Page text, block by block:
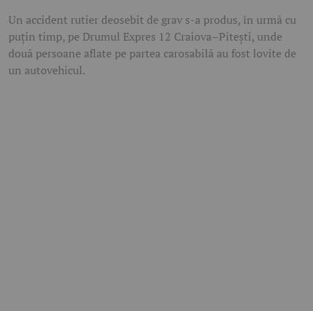
Un accident rutier deosebit de grav s-a produs, în urmă cu
puțin timp, pe Drumul Expres 12 Craiova–Pitești, unde
două persoane aflate pe partea carosabilă au fost lovite de
un autovehicul.